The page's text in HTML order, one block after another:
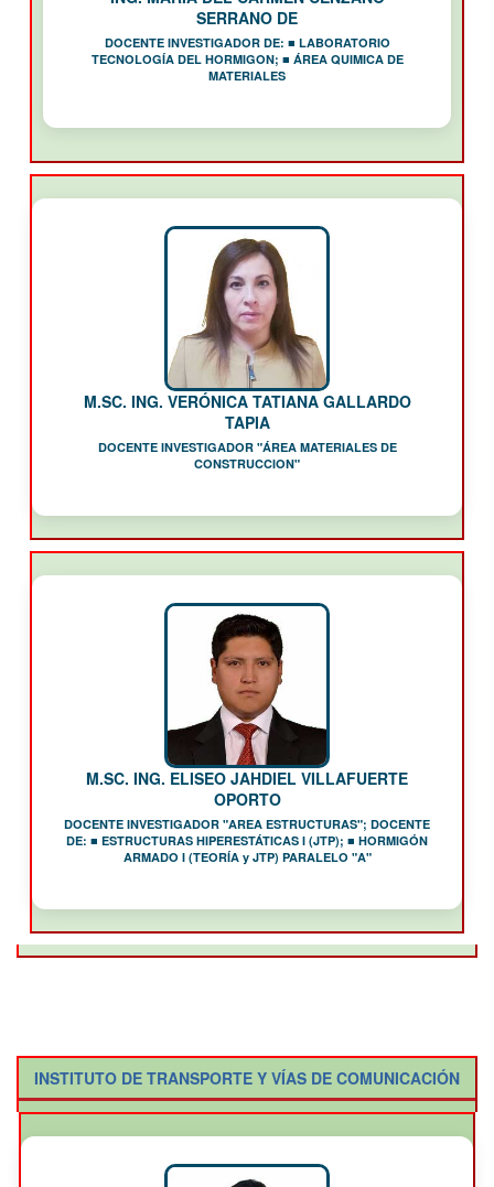
SERRANO DE
DOCENTE INVESTIGADOR DE: ■ LABORATORIO
TECNOLOGÍA DEL HORMIGON; ■ ÁREA QUIMICA DE
MATERIALES
M.SC. ING. VERÓNICA TATIANA GALLARDO
TAPIA
DOCENTE INVESTIGADOR "ÁREA MATERIALES DE
CONSTRUCCION"
M.SC. ING. ELISEO JAHDIEL VILLAFUERTE
OPORTO
DOCENTE INVESTIGADOR "AREA ESTRUCTURAS"; DOCENTE
DE: ■ ESTRUCTURAS HIPERESTÁTICAS I (JTP); ■ HORMIGÓN
ARMADO I (TEORÍA y JTP) PARALELO "A"
INSTITUTO DE TRANSPORTE Y VÍAS DE COMUNICACIÓN